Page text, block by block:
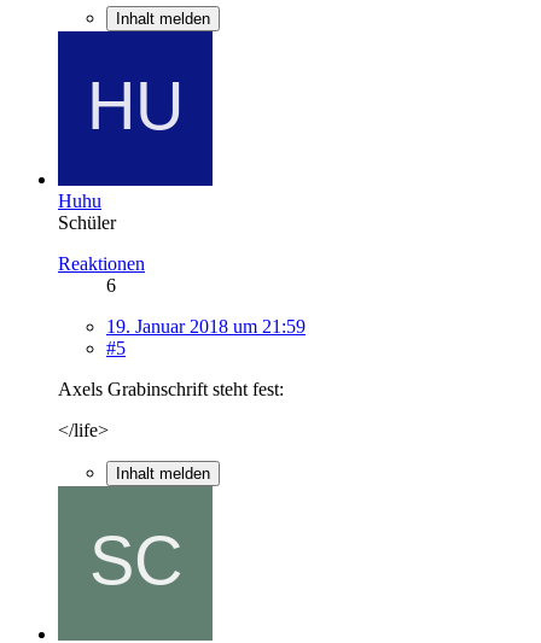
Inhalt melden
Huhu
Schüler
Reaktionen
6
19. Januar 2018 um 21:59
#5
Axels Grabinschrift steht fest:
</life>
Inhalt melden